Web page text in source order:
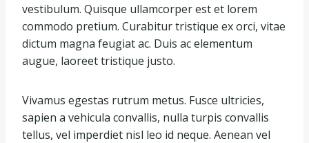
vestibulum. Quisque ullamcorper est et lorem
commodo pretium. Curabitur tristique ex orci, vitae
dictum magna feugiat ac. Duis ac elementum
augue, laoreet tristique justo.
Vivamus egestas rutrum metus. Fusce ultricies,
sapien a vehicula convallis, nulla turpis convallis
tellus, vel imperdiet nisl leo id neque. Aenean vel